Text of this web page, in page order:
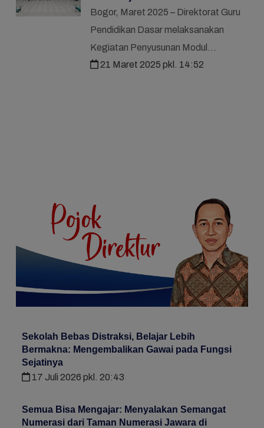
Koding dan Kecerdasan Artifisial
Bogor, Maret 2025 – Direktorat Guru
Pendidikan Dasar melaksanakan
Kegiatan Penyusunan Modul
Pembelajaran Mendalam (PM) dan
21 Maret 2025 pkl. 14:52
Sekolah Bebas Distraksi, Belajar Lebih
Bermakna: Mengembalikan Gawai pada Fungsi
Sejatinya
17 Juli 2026 pkl. 20:43
Semua Bisa Mengajar: Menyalakan Semangat
Numerasi dari Taman Numerasi Jawara di